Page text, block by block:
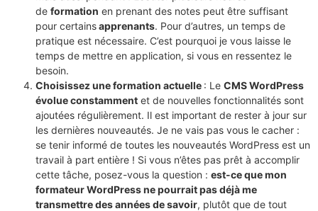
de formation en prenant des notes peut être suffisant
pour certainsapprenants. Pour d’autres, un temps de
pratique est nécessaire. C’est pourquoi je vous laisse le
temps de mettre en application, si vous en ressentez le
besoin.
Choisissez une formation actuelle : Le CMS WordPress
évolue constamment et de nouvelles fonctionnalités sont
ajoutées régulièrement. Il est important de rester à jour sur
les dernières nouveautés. Je ne vais pas vous le cacher :
se tenir informé de toutes les nouveautés WordPress est un
travail à part entière ! Si vous n’êtes pas prêt à accomplir
cette tâche, posez-vous la question : est-ce que mon
formateur WordPress ne pourrait pas déjà me
transmettre des années de savoir, plutôt que de tout